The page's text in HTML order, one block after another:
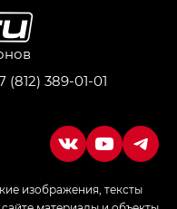
(812) 389-01-01
изображения, тексты